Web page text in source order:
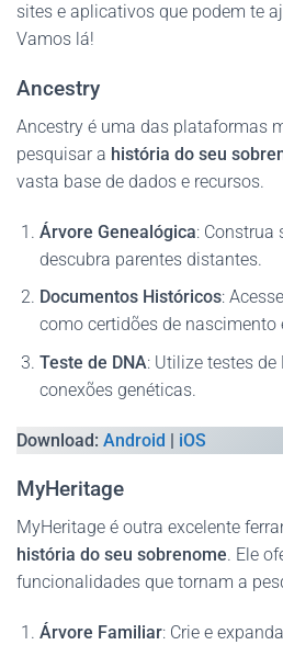
sites e aplicativos que podem te
Vamos lá!
Ancestry
Ancestry é uma das plataformas
pesquisar a história do seu
vasta base de dados e recursos.
Árvore Genealógica: Construa
descubra parentes distantes.
Documentos Históricos:
como certidões de nascimento
Teste de DNA: Utilize testes
conexões genéticas.
Download: Android | iOS
MyHeritage
MyHeritage é outra excelente
história do seu sobrenome. Ele
funcionalidades que tornam a
Árvore Familiar: Crie e